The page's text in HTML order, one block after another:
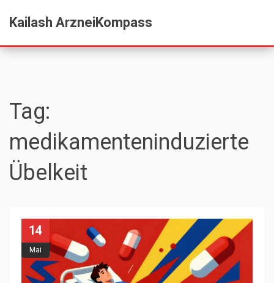
Kailash ArzneiKompass
Tag:
medikamenteninduzierte
Übelkeit
14
Mai